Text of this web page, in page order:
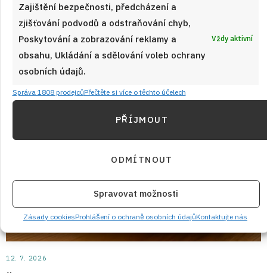
Zajištění bezpečnosti, předcházení a
zjišťování podvodů a odstraňování chyb,
Poskytování a zobrazování reklamy a
obsahu, Ukládání a sdělování voleb ochrany
osobních údajů.
Vždy aktivní
Správa 1808 prodejcůPřečtěte si více o těchto účelech
PŘÍJMOUT
ODMÍTNOUT
Spravovat možnosti
Zásady cookiesProhlášení o ochraně osobních údajůKontaktujte nás
12. 7. 2026